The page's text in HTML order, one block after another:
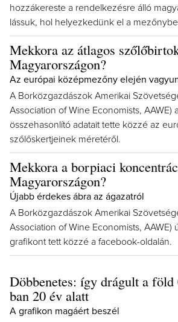
hozzákereste a rendelkezésre álló
lássuk, hol helyezkedünk el a
Mekkora az átlagos
Magyarországon?
Az európai középmezőny elején
A Borközgazdászok Amerikai
Association of Wine Economists, AAWE)
összehasonlító adatait tette közzé az
szőlőskertjeinek méretéről.
Mekkora a borpiaci
Magyarországon?
Újabb érdekes ábra az ágazatról
A Borközgazdászok Amerikai
Association of Wine Economists, AAWE)
grafikont tett közzé a facebook-oldalán.
Döbbenetes: így drágult a föld
ban 20 év alatt
A grafikon magáért beszél